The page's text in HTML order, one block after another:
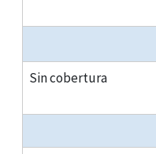
Sin cobertura